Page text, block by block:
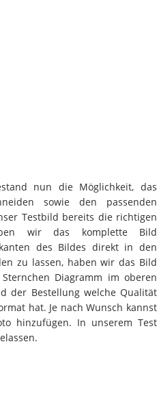
nun die Möglichkeit, das
sowie den passenden
Testbild bereits die richtigen
wir das komplette Bild
des Bildes direkt in den
zu lassen, haben wir das Bild
Diagramm im oberen
der Bestellung welche Qualität
hat. Je nach Wunsch kannst
hinzufügen. In unserem Test